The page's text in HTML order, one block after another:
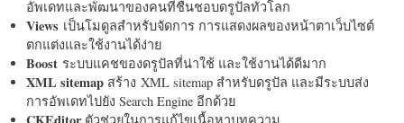
อัพเดทและพัฒนาของคนที่ชื่นชอบดรูปัลทั่วโลก
Views เป็นโมดูลสำหรับจัดการ การแสดงผลของหน้าตาเว็บไซต์
ตกแต่งและใช้งานได้ง่าย
Boost ระบบแคชของดรูปัลที่น่าใช้ และใช้งานได้ดีมาก
XML sitemap สร้าง XML sitemap สำหรับดรูปัล และมีระบบส่ง
การอัพเดทไปยัง Search Engine อีกด้วย